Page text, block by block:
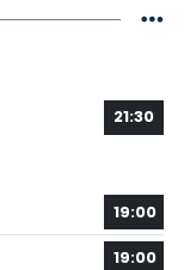
21:30
19:00
19:00